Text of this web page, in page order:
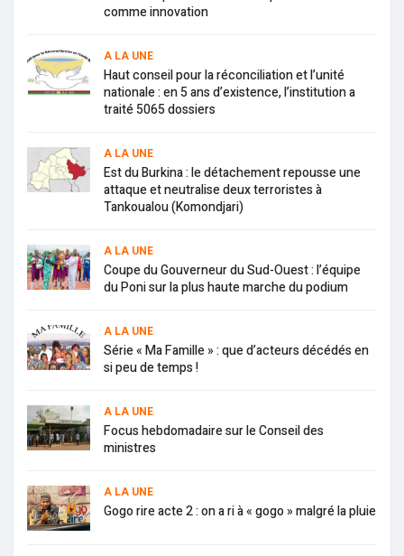
comme innovation
A LA UNE
Haut conseil pour la réconciliation et l’unité
nationale : en 5 ans d’existence, l’institution a
traité 5065 dossiers
A LA UNE
Est du Burkina : le détachement repousse une
attaque et neutralise deux terroristes à
Tankoualou (Komondjari)
A LA UNE
Coupe du Gouverneur du Sud-Ouest : l’équipe
du Poni sur la plus haute marche du podium
A LA UNE
Série « Ma Famille » : que d’acteurs décédés en
si peu de temps !
A LA UNE
Focus hebdomadaire sur le Conseil des
ministres
A LA UNE
Gogo rire acte 2 : on a ri à « gogo » malgré la pluie